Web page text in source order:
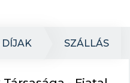
DÍJAK SZÁLLÁS